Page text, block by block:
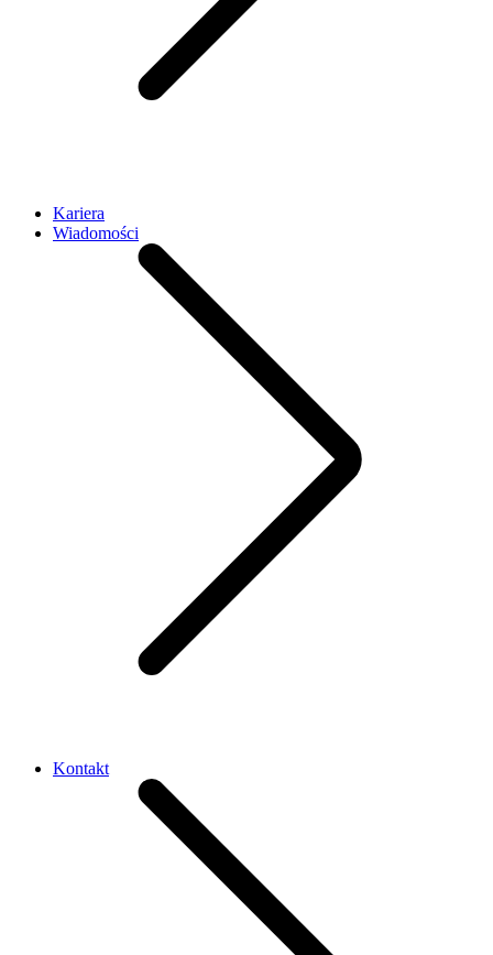
Kariera
Wiadomości
Kontakt